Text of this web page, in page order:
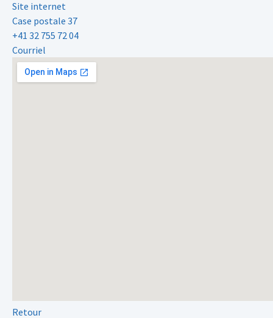
Site internet
Case postale 37
+41 32 755 72 04
Courriel
Retour